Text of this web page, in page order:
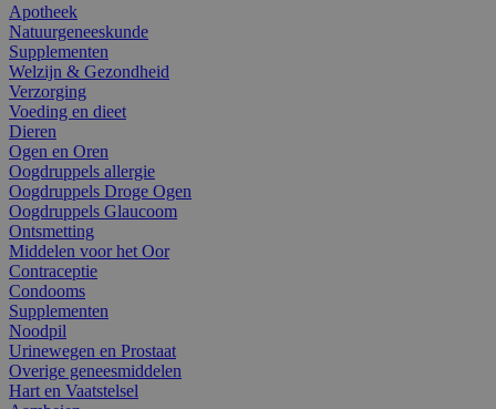
Apotheek
Natuurgeneeskunde
Supplementen
Welzijn & Gezondheid
Verzorging
Voeding en dieet
Dieren
Ogen en Oren
Oogdruppels allergie
Oogdruppels Droge Ogen
Oogdruppels Glaucoom
Ontsmetting
Middelen voor het Oor
Contraceptie
Condooms
Supplementen
Noodpil
Urinewegen en Prostaat
Overige geneesmiddelen
Hart en Vaatstelsel